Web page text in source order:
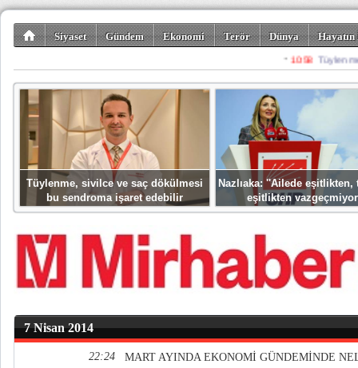
Siyaset Gündem Ekonomi Terör Dünya
Spor Misafir
Tüylenme, sivilce ve saç dökülmesi
bu sendroma işaret edebilir
Nazlıaka: ''Ailede eşitlikten,
eşitlikten
7 Nisan 2014
22:24 MART AYINDA EKONOMİ GÜNDEMİNDE